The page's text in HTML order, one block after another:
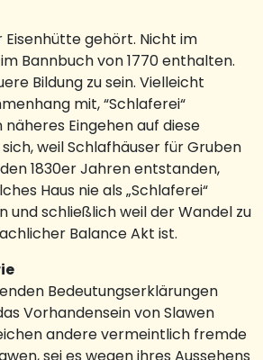
Eisenhütte gehört. Nicht im
Bannbuch von 1770 enthalten.
Bildung zu sein. Vielleicht
mit, “Schlaferei“
näheres Eingehen auf diese
weil Schlafhäuser für Gruben
1830er Jahren entstanden,
Haus nie als „Schlaferei“
und schließlich weil der Wandel zu
Balance Akt ist.
Bedeutungserklärungen
Vorhandensein von Slawen
andere vermeintlich fremde